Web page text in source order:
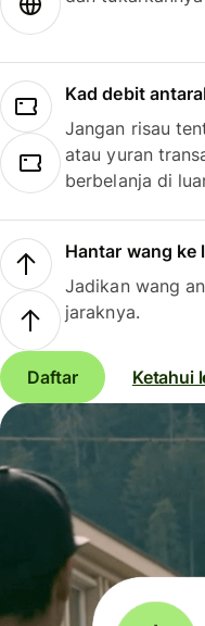
Kad debit
Jangan risau
atau yuran
berbelanja di
Hantar wang ke
Jadikan wang
jaraknya.
Daftar Ketahui